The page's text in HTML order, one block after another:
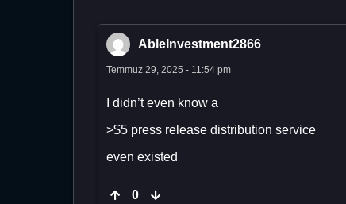
AbleInvestment2866
Temmuz 29, 2025 - 11:54 pm
I didn’t even know a
>$5 press release distribution service
even existed
0